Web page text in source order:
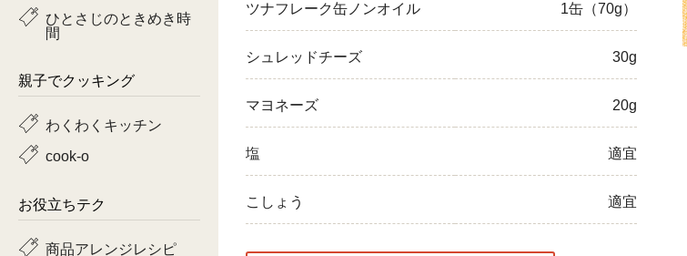
ツナフレーク缶ノンオイル 1缶（70g）
シュレッドチーズ 30g
マヨネーズ 20g
塩 適宜
こしょう 適宜
トマト たまねぎ
ひとさじのときめき時
間
親子でクッキング
わくわくキッチン
cook-o
お役立ちテク
商品アレンジレシピ